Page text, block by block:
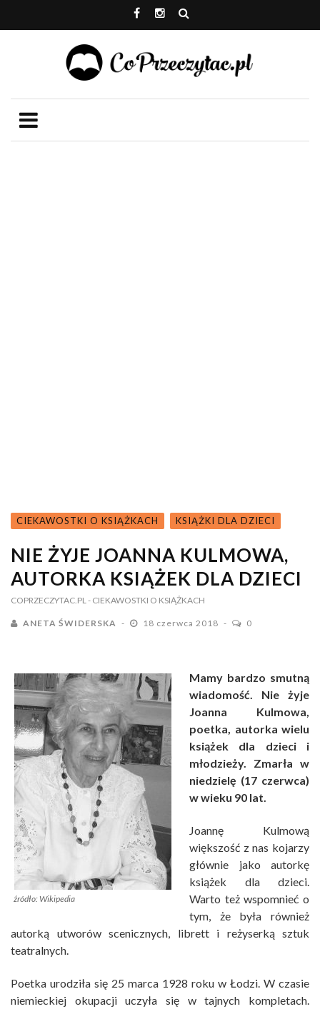
CIEKAWOSTKI O KSIĄŻKACH KSIĄŻKI DLA DZIECI
NIE ŻYJE JOANNA KULMOWA,
AUTORKA KSIĄŻEK DLA DZIECI
COPRZECZYTAC.PL - CIEKAWOSTKI O KSIĄŻKACH
ANETA ŚWIDERSKA 18 czerwca 2018 0
źródło: Wikipedia
Mamy bardzo smutną
wiadomość. Nie żyje
Joanna Kulmowa,
poetka, autorka wielu
książek dla dzieci i
młodzieży. Zmarła w
niedzielę (17 czerwca)
w wieku 90 lat.
Joannę Kulmową
większość z nas kojarzy
głównie jako autorkę
książek dla dzieci.
Warto też wspomnieć o
tym, że była również
autorką utworów scenicznych, librett i reżyserką sztuk
teatralnych.
Poetka urodziła się 25 marca 1928 roku w Łodzi. W czasie
niemieckiej okupacji uczyła się w tajnych kompletach.